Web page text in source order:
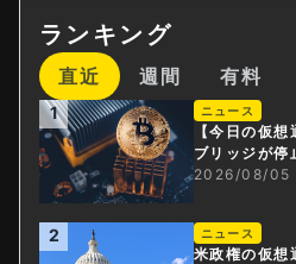
ランキング
直近 週間 有料
1 ニュース
【今日の仮
ブリッジが停
資産・ステー
2026/08/05
2 ニュース
米政権の仮想